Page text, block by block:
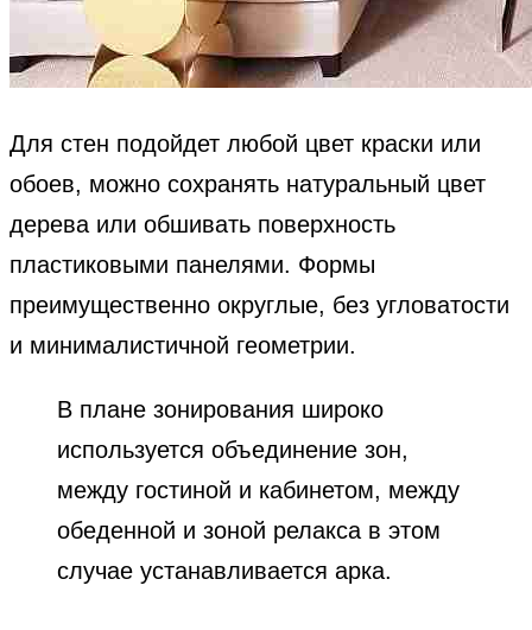
Для стен подойдет любой цвет краски или
обоев, можно сохранять натуральный цвет
дерева или обшивать поверхность
пластиковыми панелями. Формы
преимущественно округлые, без угловатости
и минималистичной геометрии.
В плане зонирования широко
используется объединение зон,
между гостиной и кабинетом, между
обеденной и зоной релакса в этом
случае устанавливается арка.